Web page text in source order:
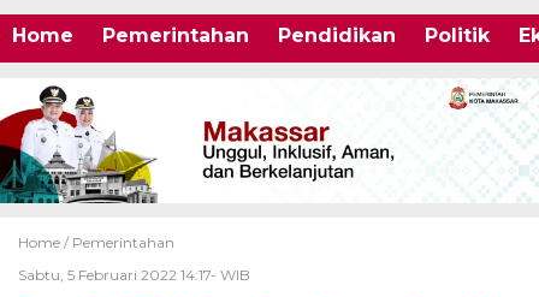
Home Pemerintahan Pendidikan Politik
Home / Pemerintahan
Sabtu, 5 Februari 2022 14:17- WIB